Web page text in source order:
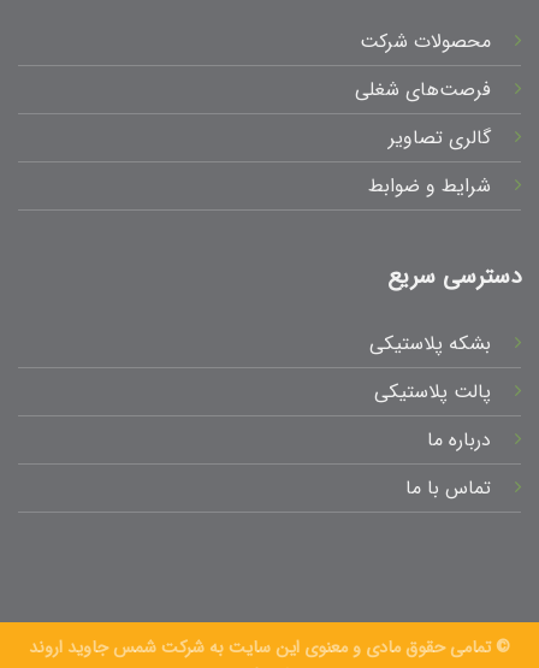
محصولات شرکت
فرصت‌های شغلی
گالری تصاویر
شرایط و ضوابط
دسترسی سریع
بشکه پلاستیکی
پالت پلاستیکی
درباره ما
تماس با ما
© تمامی حقوق مادی و معنوی این سایت به شرکت شمس جاوید اروند